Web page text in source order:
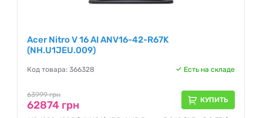
Acer Nitro V 16 AI ANV16-42-R67K
(NH.U1JEU.009)
Код товара: 366328 Есть на складе
63999 грн
62874 грн КУПИТЬ